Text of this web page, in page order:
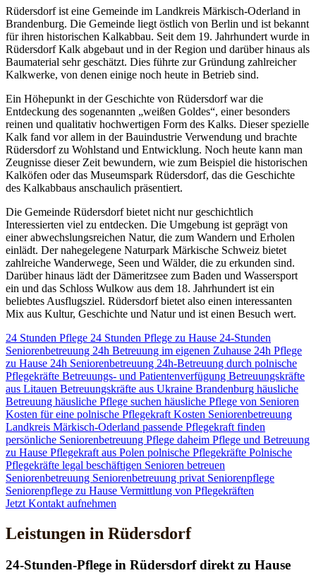
Rüdersdorf ist eine Gemeinde im Landkreis Märkisch-Oderland in
Brandenburg. Die Gemeinde liegt östlich von Berlin und ist bekannt
für ihren historischen Kalkabbau. Seit dem 19. Jahrhundert wurde in
Rüdersdorf Kalk abgebaut und in der Region und darüber hinaus als
Baumaterial sehr geschätzt. Dies führte zur Gründung zahlreicher
Kalkwerke, von denen einige noch heute in Betrieb sind.
Ein Höhepunkt in der Geschichte von Rüdersdorf war die
Entdeckung des sogenannten „weißen Goldes“, einer besonders
reinen und qualitativ hochwertigen Form des Kalks. Dieser spezielle
Kalk fand vor allem in der Bauindustrie Verwendung und brachte
Rüdersdorf zu Wohlstand und Entwicklung. Noch heute kann man
Zeugnisse dieser Zeit bewundern, wie zum Beispiel die historischen
Kalköfen oder das Museumspark Rüdersdorf, das die Geschichte
des Kalkabbaus anschaulich präsentiert.
Die Gemeinde Rüdersdorf bietet nicht nur geschichtlich
Interessierten viel zu entdecken. Die Umgebung ist geprägt von
einer abwechslungsreichen Natur, die zum Wandern und Erholen
einlädt. Der nahegelegene Naturpark Märkische Schweiz bietet
zahlreiche Wanderwege, Seen und Wälder, die zu erkunden sind.
Darüber hinaus lädt der Dämeritzsee zum Baden und Wassersport
ein und das Schloss Wulkow aus dem 18. Jahrhundert ist ein
beliebtes Ausflugsziel. Rüdersdorf bietet also einen interessanten
Mix aus Kultur, Geschichte und Natur und ist einen Besuch wert.
24 Stunden Pflege 24 Stunden Pflege zu Hause 24-Stunden
Seniorenbetreuung 24h Betreuung im eigenen Zuhause 24h Pflege
zu Hause 24h Seniorenbetreuung 24h-Betreuung durch polnische
Pflegekräfte Betreuungs- und Patientenverfügung Betreuungskräfte
aus Litauen Betreuungskräfte aus Ukraine Brandenburg häusliche
Betreuung häusliche Pflege suchen häusliche Pflege von Senioren
Kosten für eine polnische Pflegekraft Kosten Seniorenbetreuung
Landkreis Märkisch-Oderland passende Pflegekraft finden
persönliche Seniorenbetreuung Pflege daheim Pflege und Betreuung
zu Hause Pflegekraft aus Polen polnische Pflegekräfte Polnische
Pflegekräfte legal beschäftigen Senioren betreuen
Seniorenbetreuung Seniorenbetreuung privat Seniorenpflege
Seniorenpflege zu Hause Vermittlung von Pflegekräften
Jetzt Kontakt aufnehmen
Leistungen in Rüdersdorf
24-Stunden-Pflege in Rüdersdorf direkt zu Hause